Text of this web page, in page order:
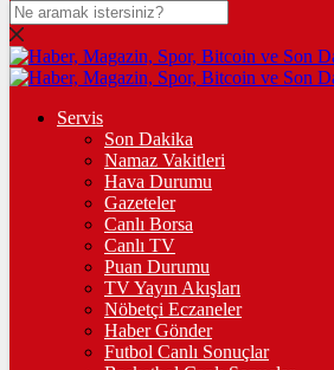
DOLAR
47,5993$% 0.06
% -0.11
STERLİN
% 0.13
GRAM ALTIN
%-0,31
ÇEYREK ALTIN
Servis
Son Dakika
Namaz Vakitleri
Hava Durumu
Gazeteler
Canlı Borsa
Canlı TV
Puan Durumu
TV Yayın Akışları
Nöbetçi Eczaneler
Haber Gönder
Futbol Canlı Sonuçlar